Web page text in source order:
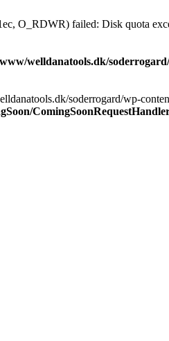
O_RDWR) failed: Disk quota
welldanatools.dk/
soderrogard/wp-